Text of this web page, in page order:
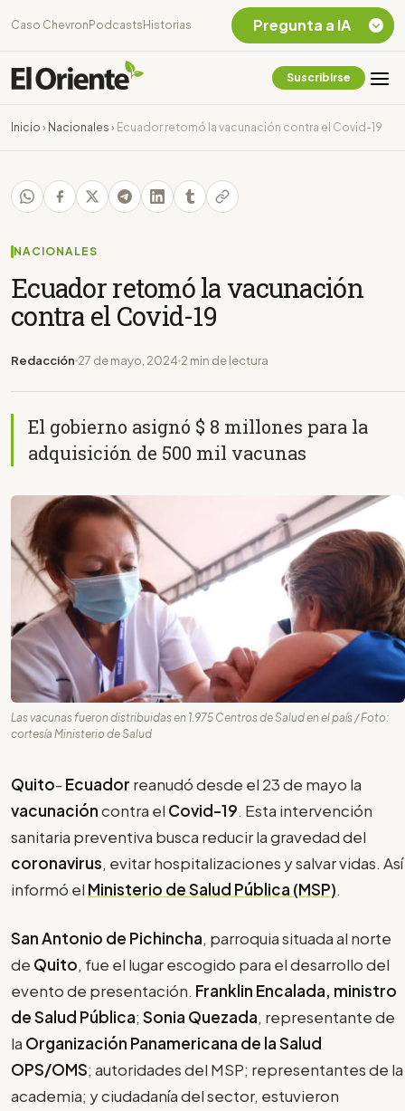
Caso Chevron Podcasts Historias
Suscribirse
Inicio › Nacionales › Ecuador retomó la vacunación contra el Covid-19
NACIONALES
Ecuador retomó la vacunación
contra el Covid-19
Redacción 27 de mayo, 2024 2 min de lectura
El gobierno asignó $ 8 millones para la
adquisición de 500 mil vacunas
Las vacunas fueron distribuidas en 1.975 Centros de Salud en el país / Foto:
cortesía Ministerio de Salud
Quito- Ecuador reanudó desde el 23 de mayo la
vacunacióncontra el Covid-19. Esta intervención
sanitaria preventiva busca reducir la gravedad del
coronavirus, evitar hospitalizaciones y salvar vidas. Así
informó el Ministerio de Salud Pública (MSP).
San Antonio de Pichincha, parroquia situada al norte
de Quito, fue el lugar escogido para el desarrollo del
evento de presentación. Franklin Encalada, ministro
de Salud Pública; Sonia Quezada, representante de
la Organización Panamericana de la Salud
OPS/OMS; autoridades del MSP; representantes de la
academia; y ciudadanía del sector, estuvieron
Pregunta a IA
Chevron Ecuador